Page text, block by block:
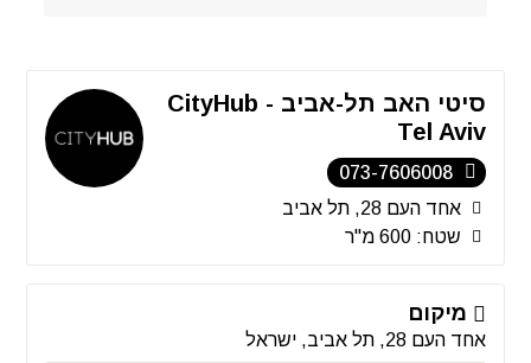
סיטי האב תל-אביב - CityHub
Tel Aviv
073-7606008
אחד העם 28, תל אביב
שטח: 600 מ"ר
מיקום
אחד העם 28, תל אביב, ישראל